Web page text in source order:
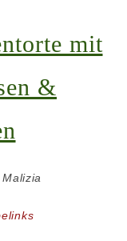
mit
&